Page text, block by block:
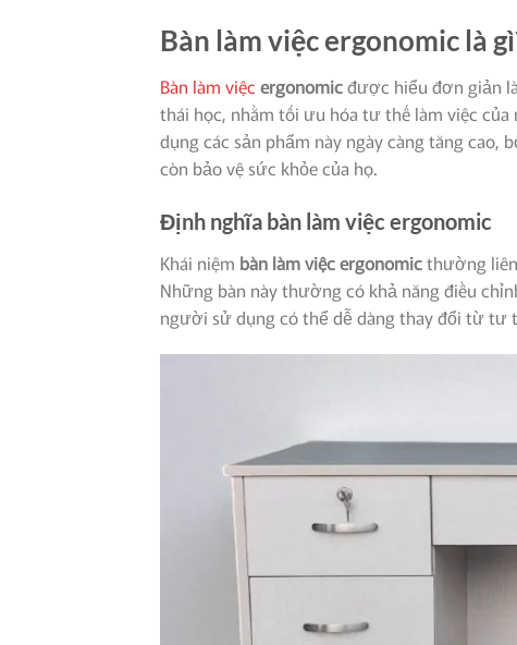
Bàn làm việc ergonomic là
Bàn làm việc ergonomicđược hiểu đơn giản
thái học, nhằm tối ưu hóa tư thế làm việc
dụng các sản phẩm này ngày càng tăng
còn bảo vệ sức khỏe của họ.
Định nghĩa bàn làm việc ergonomic
Khái niệm bàn làm việc ergonomicthường
Những bàn này thường có khả năng điều
người sử dụng có thể dễ dàng thay đổi từ tư